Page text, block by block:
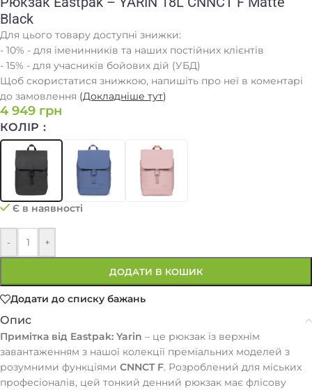
Black
Для цього товару доступні знижки:
- 10% - для іменинників та наших постійних клієнтів
- 15% - для учасників бойових дій (УБД)
Щоб скористатися знижкою, напишіть про неї в коментарі
до замовлення (Докладніше тут)
4 949 грн
КОЛІР
Є в наявності
- +
ДОДАТИ В КОШИК
Додати до списку бажань
Опис
Примітка від Eastpak: Yarin – це рюкзак із верхнім
завантаженням з нашої колекції преміальних моделей з
розумними функціями CNNCT F. Розроблений для міських
професіоналів, цей тонкий денний рюкзак має флісову